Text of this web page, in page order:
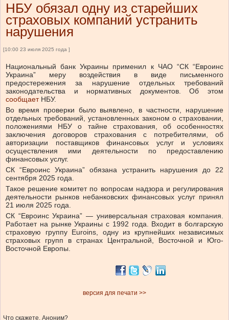
НБУ обязал одну из старейших
страховых компаний устранить
нарушения
[10:00 23 июля 2025 года ]
Национальный банк Украины применил к ЧАО “СК “Евроинс
Украина” меру воздействия в виде письменного
предостережения за нарушение отдельных требований
законодательства и нормативных документов.
Об этом
сообщает НБУ.
Во время проверки было выявлено, в частности, нарушение
отдельных требований, установленных законом о страховании,
положениями НБУ о тайне страхования, об особенностях
заключения договоров страхования с потребителями, об
авторизации поставщиков финансовых услуг и условиях
осуществления ими деятельности по предоставлению
финансовых услуг.
СК “Евроинс Украина” обязана устранить нарушения до 22
сентября 2025 года.
Такое решение комитет по вопросам надзора и регулирования
деятельности рынков небанковских финансовых услуг принял
21 июля 2025 года.
СК “Евроинс Украина” — универсальная страховая компания.
Работает на рынке Украины с 1992 года. Входит в болгарскую
страховую группу Euroins, одну из крупнейших независимых
страховых групп в странах Центральной, Восточной и Юго-
Восточной Европы.
версия для печати >>
Что скажете, Аноним?